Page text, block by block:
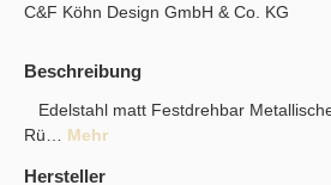
C&F Köhn Design GmbH & Co. KG
Beschreibung
Edelstahl matt Festdrehbar
Rü… Mehr
Hersteller